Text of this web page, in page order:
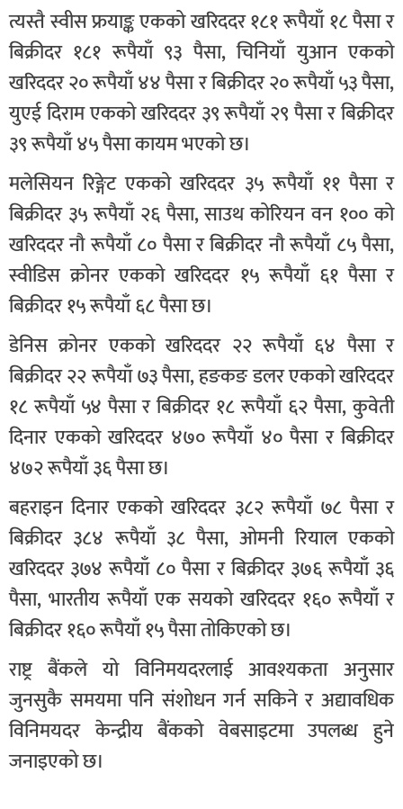
त्यस्तै स्वीस फ्रयाङ्क एकको खरिददर १८१ रूपैयाँ १८ पैसा र
बिक्रीदर १८१ रूपैयाँ ९३ पैसा, चिनियाँ युआन एकको
खरिददर २० रूपैयाँ ४४ पैसा र बिक्रीदर २० रूपैयाँ ५३ पैसा,
युएई दिराम एकको खरिददर ३९ रूपैयाँ २९ पैसा र बिक्रीदर
३९ रूपैयाँ ४५ पैसा कायम भएको छ।
मलेसियन रिङ्गेट एकको खरिददर ३५ रूपैयाँ ११ पैसा र
बिक्रीदर ३५ रूपैयाँ २६ पैसा, साउथ कोरियन वन १०० को
खरिददर नौ रूपैयाँ ८० पैसा र बिक्रीदर नौ रूपैयाँ ८५ पैसा,
स्वीडिस क्रोनर एकको खरिददर १५ रूपैयाँ ६१ पैसा र
बिक्रीदर १५ रूपैयाँ ६८ पैसा छ।
डेनिस क्रोनर एकको खरिददर २२ रूपैयाँ ६४ पैसा र
बिक्रीदर २२ रूपैयाँ ७३ पैसा, हङकङ डलर एकको खरिददर
१८ रूपैयाँ ५४ पैसा र बिक्रीदर १८ रूपैयाँ ६२ पैसा, कुवेती
दिनार एकको खरिददर ४७० रूपैयाँ ४० पैसा र बिक्रीदर
४७२ रूपैयाँ ३६ पैसा छ।
बहराइन दिनार एकको खरिददर ३८२ रूपैयाँ ७८ पैसा र
बिक्रीदर ३८४ रूपैयाँ ३८ पैसा, ओमनी रियाल एकको
खरिददर ३७४ रूपैयाँ ८० पैसा र बिक्रीदर ३७६ रूपैयाँ ३६
पैसा, भारतीय रूपैयाँ एक सयको खरिददर १६० रूपैयाँ र
बिक्रीदर १६० रूपैयाँ १५ पैसा तोकिएको छ।
राष्ट्र बैंकले यो विनिमयदरलाई आवश्यकता अनुसार
जुनसुकै समयमा पनि संशोधन गर्न सकिने र अद्यावधिक
विनिमयदर केन्द्रीय बैंकको वेबसाइटमा उपलब्ध हुने
जनाइएको छ।